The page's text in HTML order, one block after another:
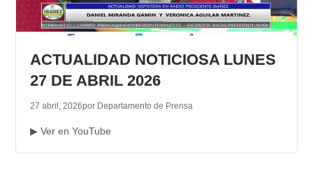
ACTUALIDAD NOTICIOSA LUNES
27 DE ABRIL 2026
27 abril, 2026por Departamento de Prensa
▶ Ver en YouTube